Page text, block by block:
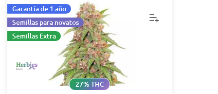
27% THC
Garantía de 1 año
Semillas para novatos
Semillas Extra